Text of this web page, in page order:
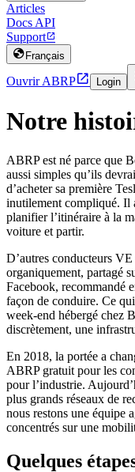
Articles
Docs API
Support
 Français
Ouvrir ABRP Login
Notre
ABRP est né parce que
aussi simples qu’ils
d’acheter sa première
inutilement compliqué. Il
planifier l’itinéraire à la
voiture et partir.
D’autres conducteurs
organiquement, partagé
Facebook, recommandé
façon de conduire. Ce
week-end hébergé chez
discrètement, une
En 2018, la portée a
ABRP gratuit pour les
pour l’industrie.
plus grands réseaux de
nous restons une équipe
concentrés sur une
Quelques